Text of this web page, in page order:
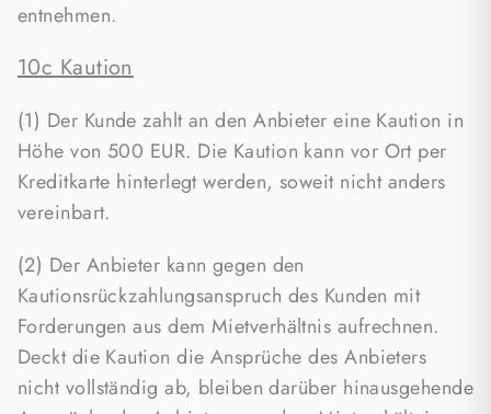
entnehmen.
10c Kaution
(1) Der Kunde zahlt an den Anbieter eine Kaution in
Höhe von 500 EUR. Die Kaution kann vor Ort per
Kreditkarte hinterlegt werden, soweit nicht anders
vereinbart.
(2) Der Anbieter kann gegen den
Kautionsrückzahlungsanspruch des Kunden mit
Forderungen aus dem Mietverhältnis aufrechnen.
Deckt die Kaution die Ansprüche des Anbieters
nicht vollständig ab, bleiben darüber hinausgehende